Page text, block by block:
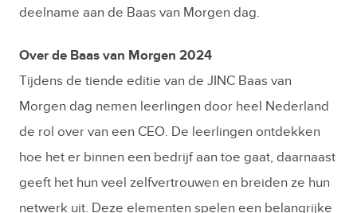
deelname aan de Baas van Morgen dag.
Over de Baas van Morgen 2024
Tijdens de tiende editie van de JINC Baas van
Morgen dag nemen leerlingen door heel Nederland
de rol over van een CEO. De leerlingen ontdekken
hoe het er binnen een bedrijf aan toe gaat, daarnaast
geeft het hun veel zelfvertrouwen en breiden ze hun
netwerk uit. Deze elementen spelen een belangrijke